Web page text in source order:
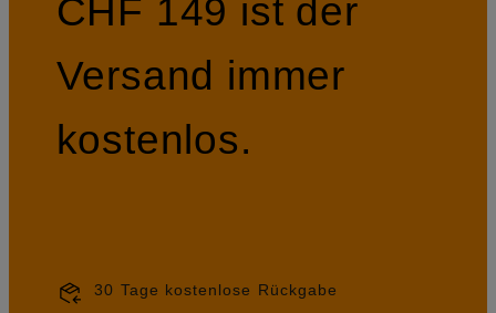
CHF 149 ist der
Versand immer
kostenlos.
30 Tage kostenlose Rückgabe